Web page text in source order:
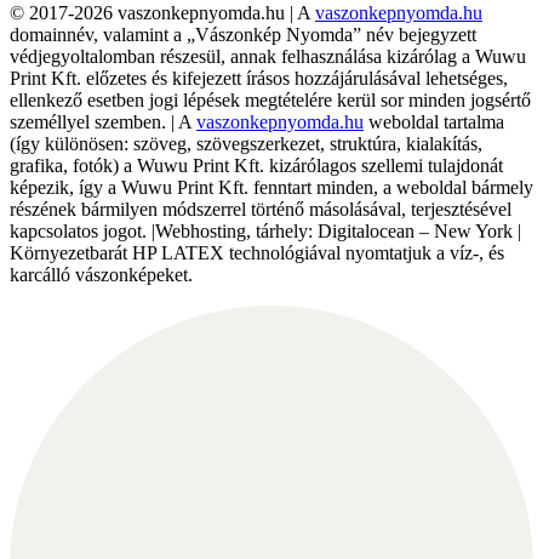
© 2017-2026 vaszonkepnyomda.hu | A vaszonkepnyomda.hu
domainnév, valamint a „Vászonkép Nyomda” név bejegyzett
védjegyoltalomban részesül, annak felhasználása kizárólag a Wuwu
Print Kft. előzetes és kifejezett írásos hozzájárulásával lehetséges,
ellenkező esetben jogi lépések megtételére kerül sor minden jogsértő
személlyel szemben. | A vaszonkepnyomda.hu weboldal tartalma
(így különösen: szöveg, szövegszerkezet, struktúra, kialakítás,
grafika, fotók) a Wuwu Print Kft. kizárólagos szellemi tulajdonát
képezik, így a Wuwu Print Kft. fenntart minden, a weboldal bármely
részének bármilyen módszerrel történő másolásával, terjesztésével
kapcsolatos jogot. |Webhosting, tárhely: Digitalocean – New York |
Környezetbarát HP LATEX technológiával nyomtatjuk a víz-, és
karcálló vászonképeket.